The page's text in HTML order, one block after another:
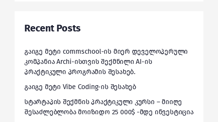
Recent Posts
გაიგე მეტი commschool-ის მიერ დეველოპერული
კომპანია Archi-ისთვის შექმნილი AI-ის
პრაქტიკული პროგრამის შესახებ.
გაიგე მეტი Vibe Coding-ის შესახებ
სტარტაპის შექმნის პრაქტიკული კურსი – მიიღე
შესაძლებლობა მოიზიდო 25 000$ -მდე ინვესტიცია